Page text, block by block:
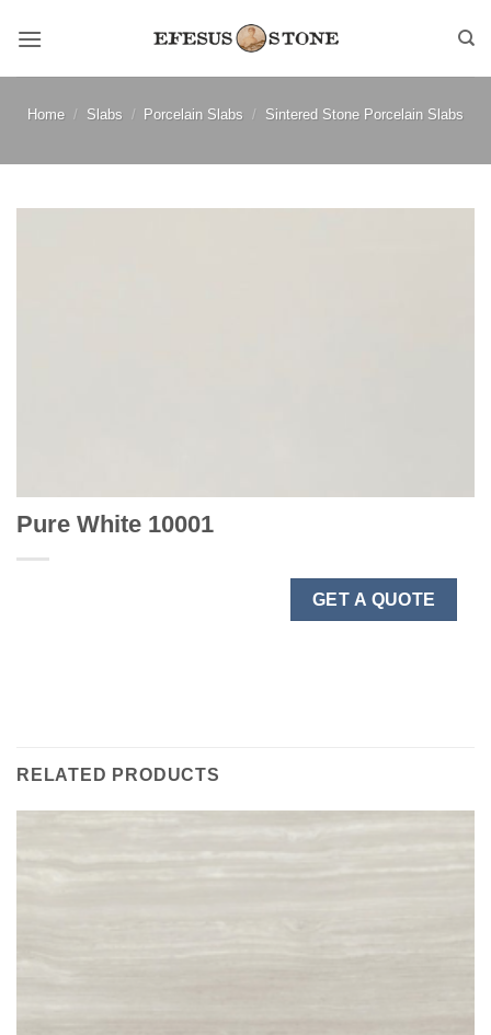
Home / Slabs / Porcelain Slabs / Sintered Stone Porcelain Slabs
Pure White 10001
GET A QUOTE
RELATED PRODUCTS